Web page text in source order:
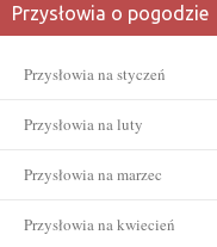
Przysłowia o pogodzie
Przysłowia na styczeń
Przysłowia na luty
Przysłowia na marzec
Przysłowia na kwiecień